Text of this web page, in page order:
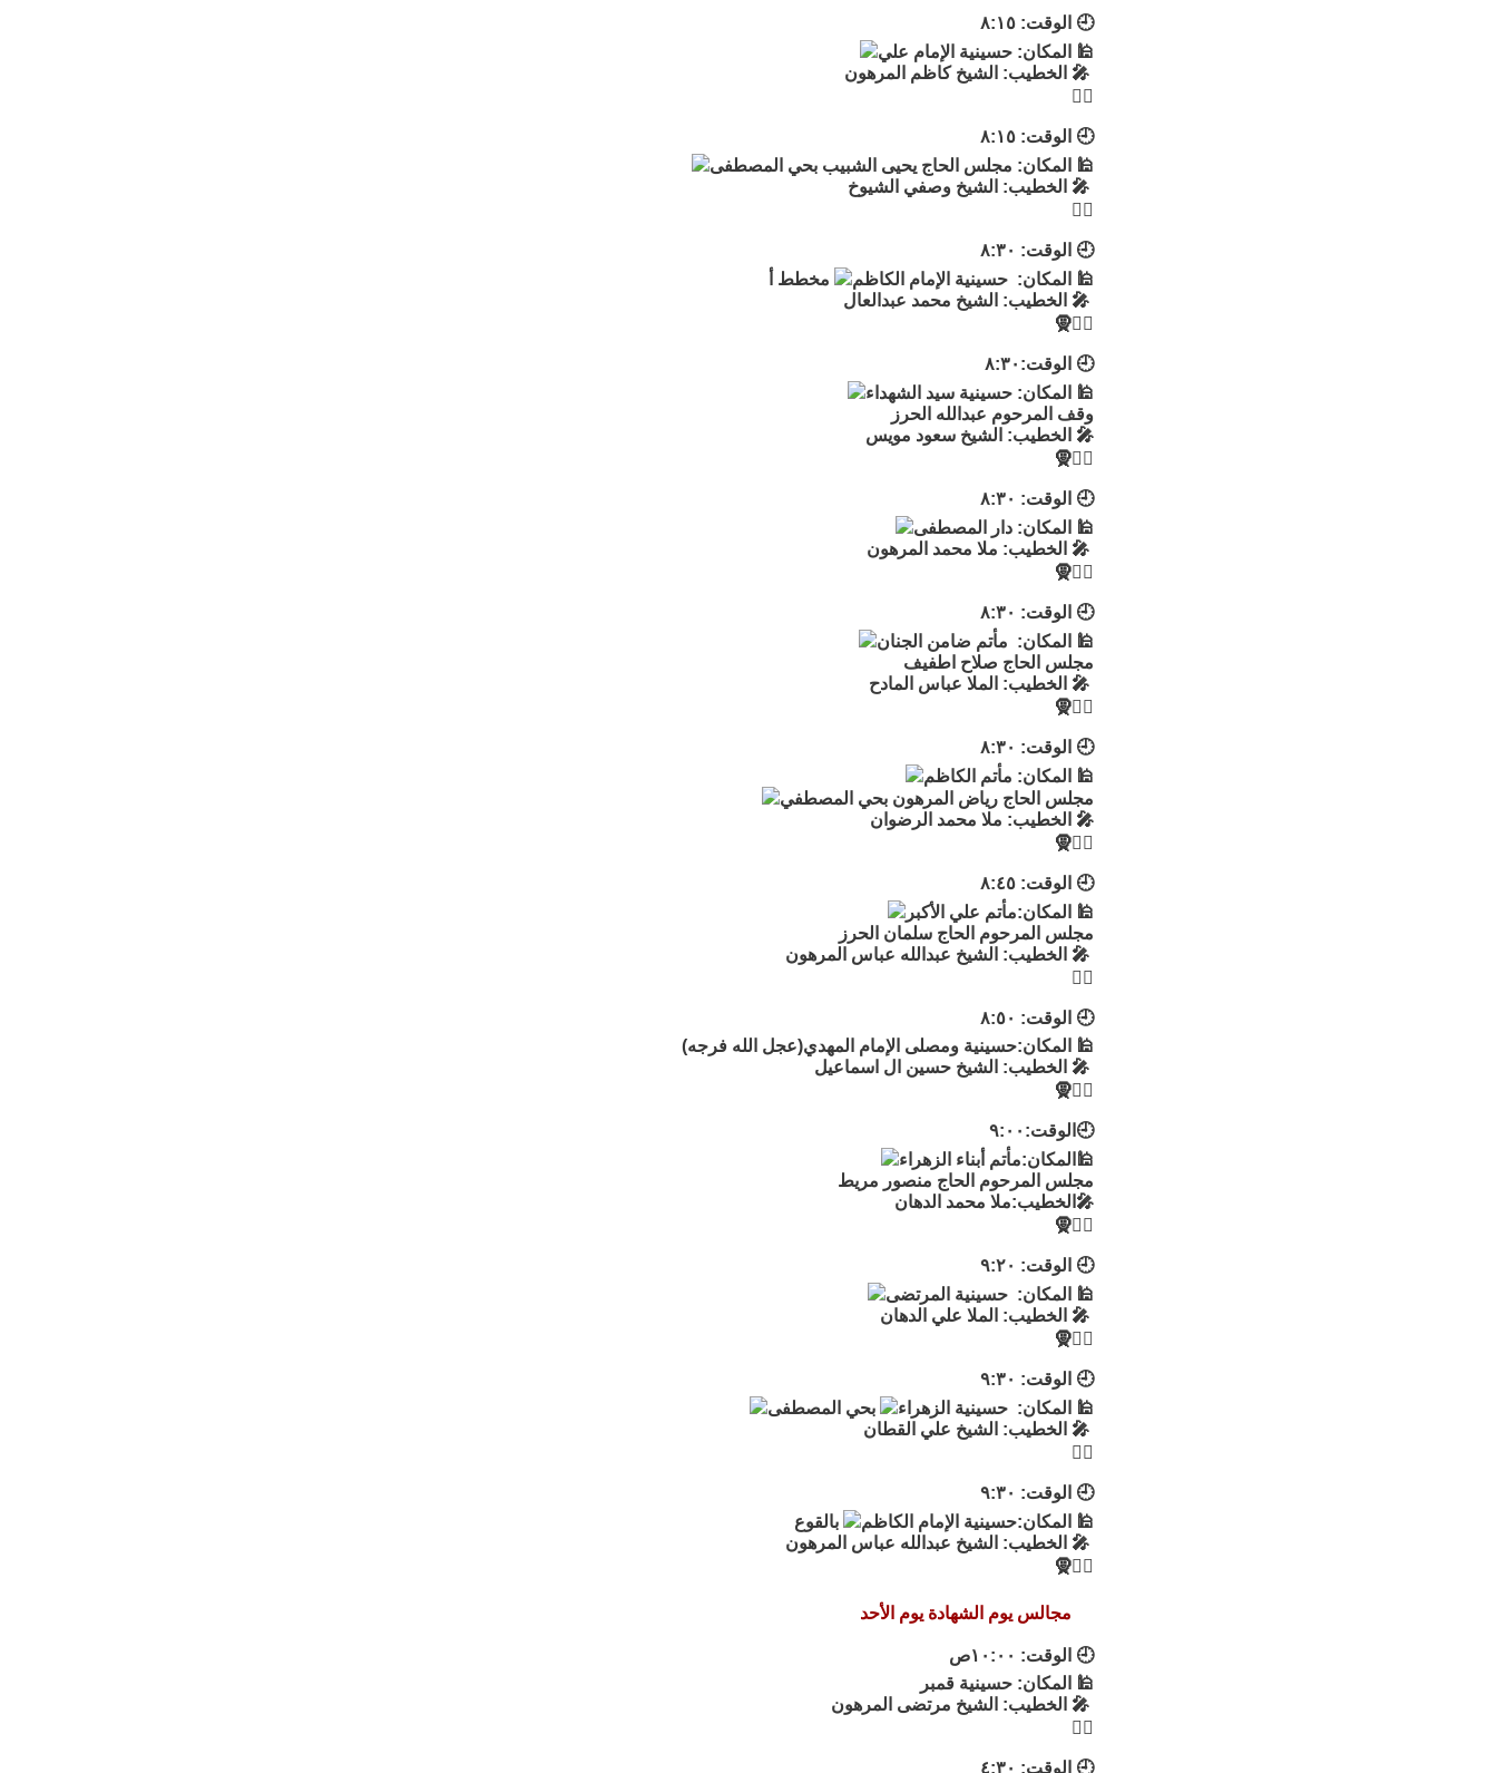
🕘 الوقت: ٨:١٥
🕌 المكان: حسينية الإمام علي
🎤 الخطيب: الشيخ كاظم المرهون
👳‍♂
🕘 الوقت: ٨:١٥
🕌 المكان: مجلس الحاج يحيى الشبيب بحي المصطفى
🎤 الخطيب: الشيخ وصفي الشيوخ
👳‍♂
🕘 الوقت: ٨:٣٠
🕌 المكان: حسينية الإمام الكاظم
مخطط أ
🎤 الخطيب: الشيخ محمد عبدالعال
👳‍♂🧕
🕘 الوقت:٨:٣٠
🕌 المكان: حسينية سيد الشهداء
وقف المرحوم عبدالله الحرز
🎤 الخطيب: الشيخ سعود مويس
👳‍♂🧕
🕘 الوقت: ٨:٣٠
🕌 المكان: دار المصطفى
🎤 الخطيب: ملا محمد المرهون
👳‍♂🧕
🕘 الوقت: ٨:٣٠
🕌 المكان: مأتم ضامن الجنان
مجلس الحاج صلاح اطفيف
🎤 الخطيب: الملا عباس المادح
👳‍♂🧕
🕘 الوقت: ٨:٣٠
🕌 المكان: مأتم الكاظم
مجلس الحاج رياض المرهون بحي المصطفي
🎤 الخطيب: ملا محمد الرضوان
👳‍♂🧕
🕘 الوقت: ٨:٤٥
🕌 المكان:مأتم علي الأكبر
مجلس المرحوم الحاج سلمان الحرز
🎤 الخطيب: الشيخ عبدالله عباس المرهون
👳‍♂
🕘 الوقت: ٨:٥٠
🕌 المكان:حسينية ومصلى الإمام المهدي(عجل الله فرجه)
🎤 الخطيب: الشيخ حسين ال اسماعيل
👳‍♂🧕
🕘الوقت:٩:٠٠
🕌المكان:مأتم أبناء الزهراء
مجلس المرحوم الحاج منصور مريط
🎤الخطيب:ملا محمد الدهان
👳‍♂🧕
🕘 الوقت: ٩:٢٠
🕌 المكان: حسينية المرتضى
🎤 الخطيب: الملا علي الدهان
👳‍♂🧕
🕘 الوقت: ٩:٣٠
🕌 المكان: حسينية الزهراء
بحي المصطفى
🎤 الخطيب: الشيخ علي القطان
👳‍♂
🕘 الوقت: ٩:٣٠
🕌 المكان:حسينية الإمام الكاظم
بالقوع
🎤 الخطيب: الشيخ عبدالله عباس المرهون
👳‍♂🧕
مجالس يوم الشهادة يوم الأحد
🕘 الوقت: ١٠:٠٠ص
🕌 المكان: حسينية قمبر
🎤 الخطيب: الشيخ مرتضى المرهون
👳‍♂
🕘 الوقت: ٤:٣٠